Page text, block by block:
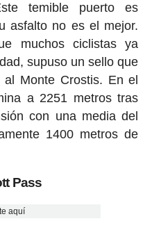
temible puerto es
asfalto no es el mejor.
muchos ciclistas ya
supuso un sello que
Monte Crostis. En el
a 2251 metros tras
con una media del
1400 metros de
Pass
aquí